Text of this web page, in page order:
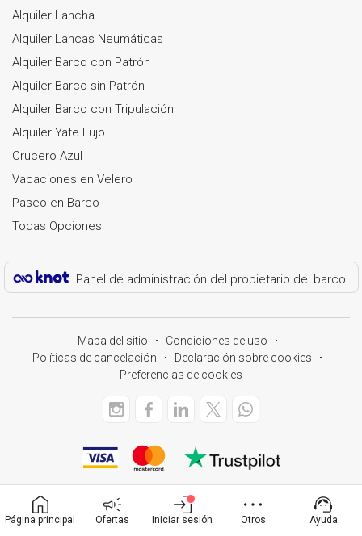
Alquiler Lancha
Alquiler Lancas Neumáticas
Alquiler Barco con Patrón
Alquiler Barco sin Patrón
Alquiler Barco con Tripulación
Alquiler Yate Lujo
Crucero Azul
Vacaciones en Velero
Paseo en Barco
Todas Opciones
Panel de administración del propietario del barco
Mapa del sitio
Condiciones de uso
Políticas de cancelación
Declaración sobre cookies
Preferencias de cookies
Página principal Ofertas Iniciar sesión Otros Ayuda